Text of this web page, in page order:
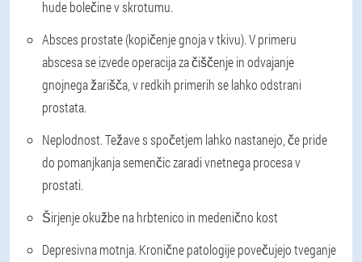
hude bolečine v skrotumu.
Absces prostate (kopičenje gnoja v tkivu). V primeru
abscesa se izvede operacija za čiščenje in odvajanje
gnojnega žarišča, v redkih primerih se lahko odstrani
prostata.
Neplodnost. Težave s spočetjem lahko nastanejo, če pride
do pomanjkanja semenčic zaradi vnetnega procesa v
prostati.
Širjenje okužbe na hrbtenico in medenično kost
Depresivna motnja. Kronične patologije povečujejo tveganje